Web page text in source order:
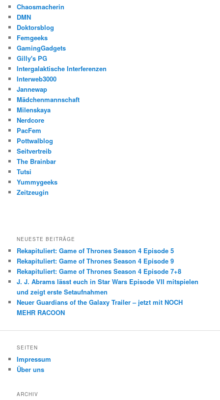
Chaosmacherin
DMN
Doktorsblog
Femgeeks
GamingGadgets
Gilly's PG
Intergalaktische Interferenzen
Interweb3000
Jannewap
Mädchenmannschaft
Milenskaya
Nerdcore
PacFem
Pottwalblog
Seitvertreib
The Brainbar
Tutsi
Yummygeeks
Zeitzeugin
NEUESTE BEITRÄGE
Rekapituliert: Game of Thrones Season 4 Episode 5
Rekapituliert: Game of Thrones Season 4 Episode 9
Rekapituliert: Game of Thrones Season 4 Episode 7+8
J. J. Abrams lässt euch in Star Wars Episode VII mitspielen
und zeigt erste Setaufnahmen
Neuer Guardians of the Galaxy Trailer – jetzt mit NOCH
MEHR RACOON
SEITEN
Impressum
Über uns
ARCHIV